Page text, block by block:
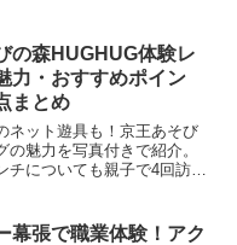
の森HUGHUG体験レ
力・おすすめポイン
まとめ
ネット遊具も！京王あそび
の魅力を写真付きで紹介。
チについても親子で4回訪れ
幕張で職業体験！アク